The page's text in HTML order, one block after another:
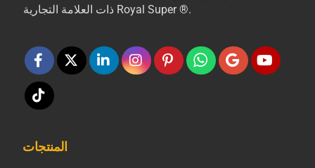
ذات العلامة التجارية Royal Super ®.
المنتجات